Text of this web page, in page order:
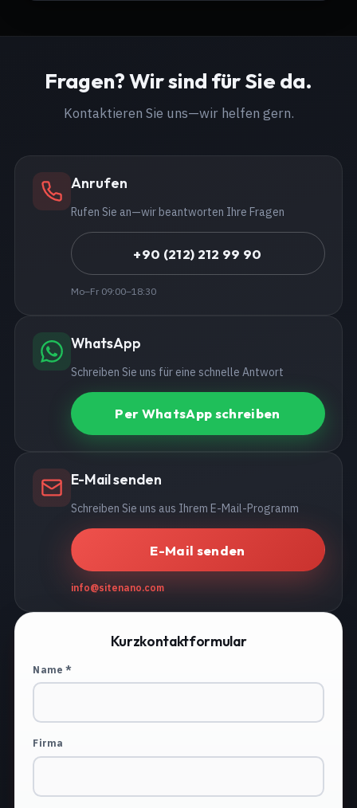
Fragen? Wir sind für Sie da.
Kontaktieren Sie uns—wir helfen gern.
Anrufen
Rufen Sie an—wir beantworten Ihre Fragen
+90 (212) 212 99 90
Mo–Fr 09:00–18:30
WhatsApp
Schreiben Sie uns für eine schnelle Antwort
Per WhatsApp schreiben
E-Mail senden
Schreiben Sie uns aus Ihrem E-Mail-Programm
E-Mail senden
info@sitenano.com
Kurzkontaktformular
Name *
Firma